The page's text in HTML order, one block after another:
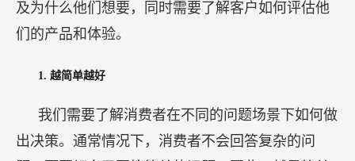
人们经常会不自觉地陷入这种认知偏差的错觉之
中。比如，投资人在考察公司时，很可能会受到周
围环境的影响。办公室是否整洁、员工举止是否文
因素都可能影响投资人的印象。然而，这些表面印
象仅仅评估了公司的外部表现，而并非公司的实际